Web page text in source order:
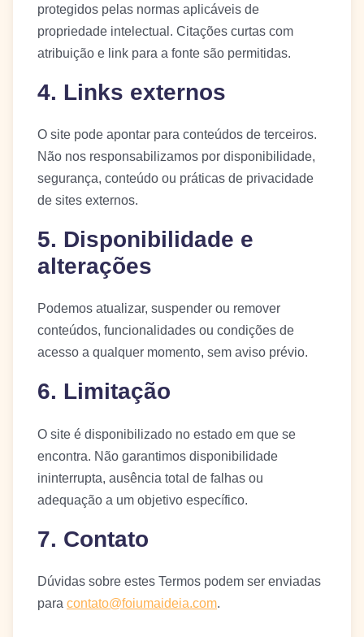
protegidos pelas normas aplicáveis de
propriedade intelectual. Citações curtas com
atribuição e link para a fonte são permitidas.
4. Links externos
O site pode apontar para conteúdos de terceiros.
Não nos responsabilizamos por disponibilidade,
segurança, conteúdo ou práticas de privacidade
de sites externos.
5. Disponibilidade e
alterações
Podemos atualizar, suspender ou remover
conteúdos, funcionalidades ou condições de
acesso a qualquer momento, sem aviso prévio.
6. Limitação
O site é disponibilizado no estado em que se
encontra. Não garantimos disponibilidade
ininterrupta, ausência total de falhas ou
adequação a um objetivo específico.
7. Contato
Dúvidas sobre estes Termos podem ser enviadas
para contato@foiumaideia.com.